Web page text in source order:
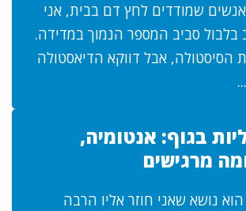
שמודדים לחץ דם בבית, אני
בלבול סביב המספר הנמוך במדידה.
הסיסטולה, אבל דווקא הדיאסטולה
בגוף: אנטומיה,
מרגישים
נושא שאני חוזר אליו הרבה